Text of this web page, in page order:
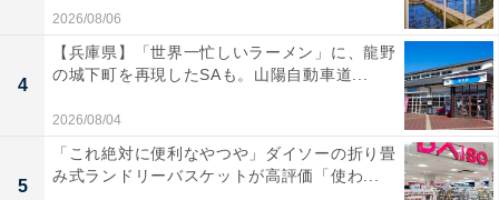
います。
アルカリ性単純温泉の泉質が非常に良く、肌がすべ
すべになる。豊富な湯量と47℃の良質な新源泉に癒
される。
2026/08/06
4
【兵庫県】「世界一忙しいラーメン」に、龍野
の城下町を再現したSAも。山陽自動車道...
2026/08/04
5
「これ絶対に便利なやつや」ダイソーの折り畳
み式ランドリーバスケットが高評価「使わ...